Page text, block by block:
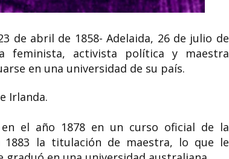
de abril de 1858- Adelaida, 26 de julio de
feminista, activista política y maestra
en una universidad de su país.
Irlanda.
el año 1878 en un curso oficial de la
1883 la titulación de maestra, lo que le